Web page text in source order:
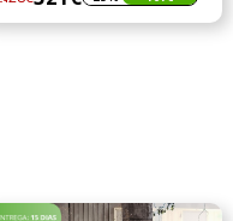
Regular
Preço